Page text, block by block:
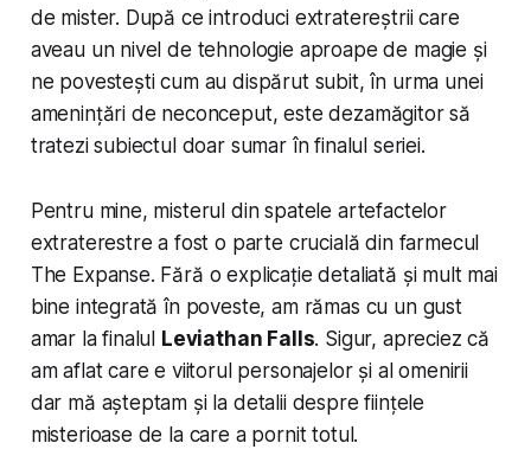
de mister. După ce introduci extratereștrii care
aveau un nivel de tehnologie aproape de magie și
ne povestești cum au dispărut subit, în urma unei
amenințări de neconceput, este dezamăgitor să
tratezi subiectul doar sumar în finalul seriei.
Pentru mine, misterul din spatele artefactelor
extraterestre a fost o parte crucială din farmecul
The Expanse. Fără o explicație detaliată și mult mai
bine integrată în poveste, am rămas cu un gust
amar la finalul Leviathan Falls. Sigur, apreciez că
am aflat care e viitorul personajelor și al omenirii
dar mă așteptam și la detalii despre ființele
misterioase de la care a pornit totul.